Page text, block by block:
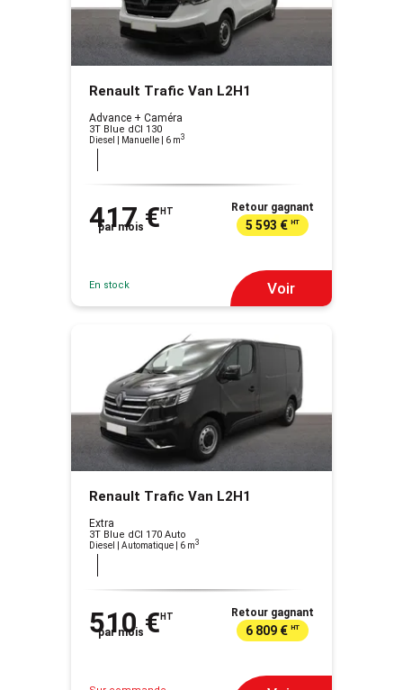
Renault Trafic Van L2H1
Advance + Caméra
3T Blue dCI 130
Diesel | Manuelle | 6 m3
417 € HT
par mois
Retour gagnant
5 593 € HT
En stock Voir
Renault Trafic Van L2H1
Extra
3T Blue dCI 170 Auto
Diesel | Automatique | 6 m3
510 € HT
par mois
Retour gagnant
6 809 € HT